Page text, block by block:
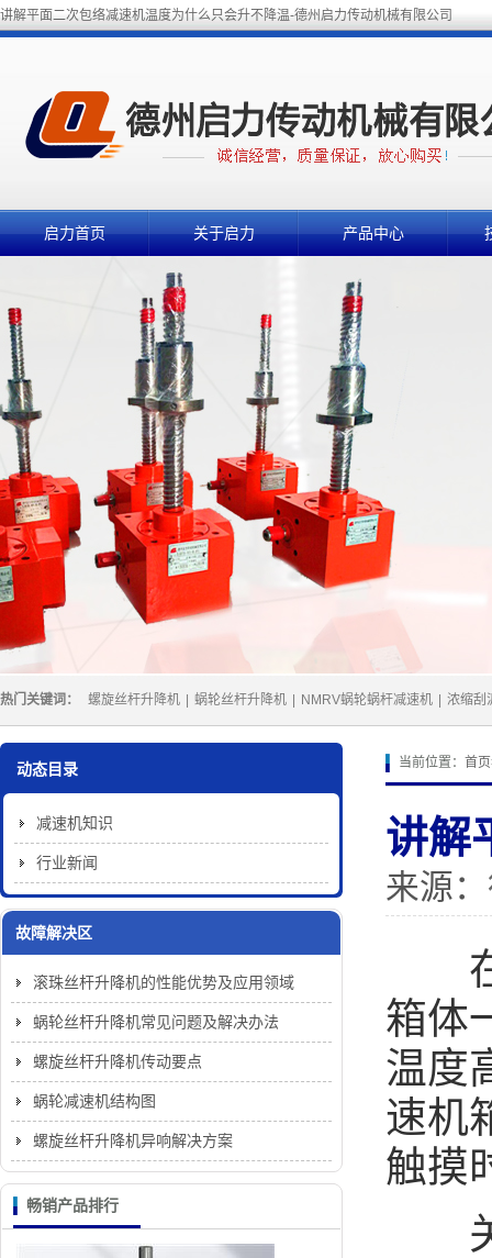
讲解平面二次包络减速机温度为什么只会升不降温-德州启力传动机械有限公司
启力首页 关于启力 产品中心
热门关键词： 螺旋丝杆升降机 蜗轮丝杆升降机 NMRV蜗轮蜗杆减速机 浓缩刮
当前位置： 首页
讲解
来源：
在
箱体
温度
速机
触摸
关
动态目录
减速机知识
行业新闻
故障解决区
滚珠丝杆升降机的性能优势及应用领域
蜗轮丝杆升降机常见问题及解决办法
螺旋丝杆升降机传动要点
蜗轮减速机结构图
螺旋丝杆升降机异响解决方案
畅销产品排行